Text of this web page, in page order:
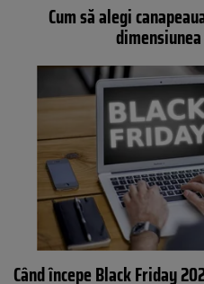
Cum să alegi
Când începe Black Friday